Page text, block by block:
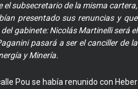
el subsecretario de la misma cartera,
presentado sus renuncias y que
gabinete: Nicolás Martinelli será el
pasará a ser el canciller de la
y Minería.
Pou se había renunido con Heber